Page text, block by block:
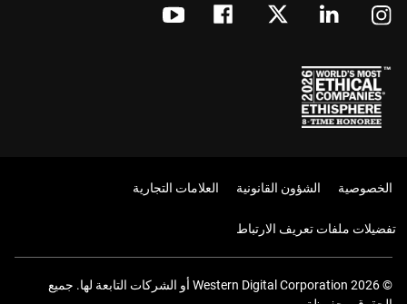
الخصوصية الشؤون القانونية العلامات التجارية
تفضيلات ملفات تعريف الارتباط
© 2026 Western Digital Corporation أو الشركات التابعة لها. جميع